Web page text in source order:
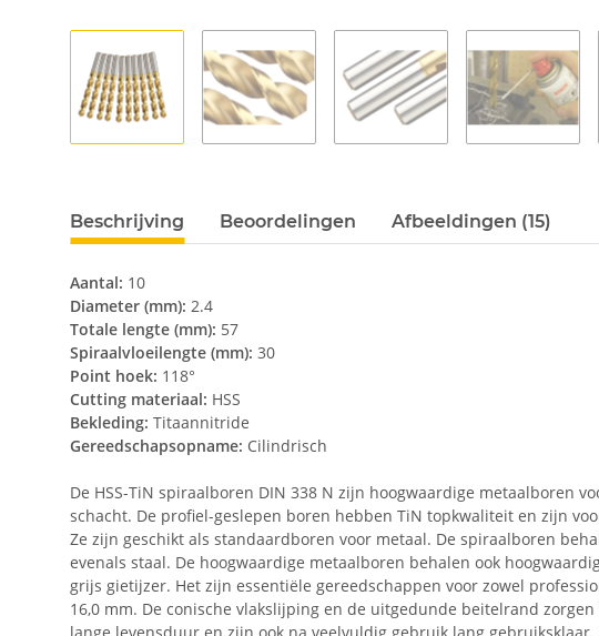
Beschrijving Beoordelingen Afbeeldingen (15)
Aantal: 10
Diameter (mm): 2.4
Totale lengte (mm): 57
Spiraalvloeilengte (mm): 30
Point hoek: 118°
Cutting materiaal: HSS
Bekleding: Titaannitride
Gereedschapsopname: Cilindrisch
De HSS-TiN spiraalboren DIN 338 N zijn hoogwaardige metaalboren
schacht. De profiel-geslepen boren hebben TiN topkwaliteit en zijn
Ze zijn geschikt als standaardboren voor metaal. De spiraalboren
evenals staal. De hoogwaardige metaalboren behalen ook
grijs gietijzer. Het zijn essentiële gereedschappen voor zowel
16,0 mm. De conische vlakslijping en de uitgedunde beitelrand